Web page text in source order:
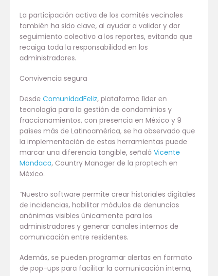
La participación activa de los comités vecinales
también ha sido clave, al ayudar a validar y dar
seguimiento colectivo a los reportes, evitando que
recaiga toda la responsabilidad en los
administradores.
Convivencia segura
Desde ComunidadFeliz, plataforma líder en
tecnología para la gestión de condominios y
fraccionamientos, con presencia en México y 9
países más de Latinoamérica, se ha observado que
la implementación de estas herramientas puede
marcar una diferencia tangible, señaló Vicente
Mondaca, Country Manager de la proptech en
México.
“Nuestro software permite crear historiales digitales
de incidencias, habilitar módulos de denuncias
anónimas visibles únicamente para los
administradores y generar canales internos de
comunicación entre residentes.
Además, se pueden programar alertas en formato
de pop-ups para facilitar la comunicación interna,